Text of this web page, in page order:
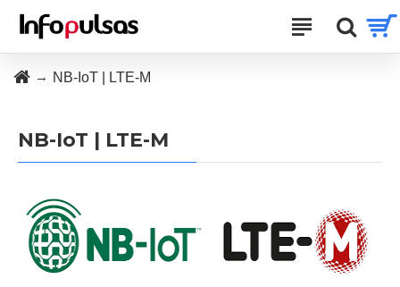
NB-IoT | LTE-M
NB-IoT | LTE-M